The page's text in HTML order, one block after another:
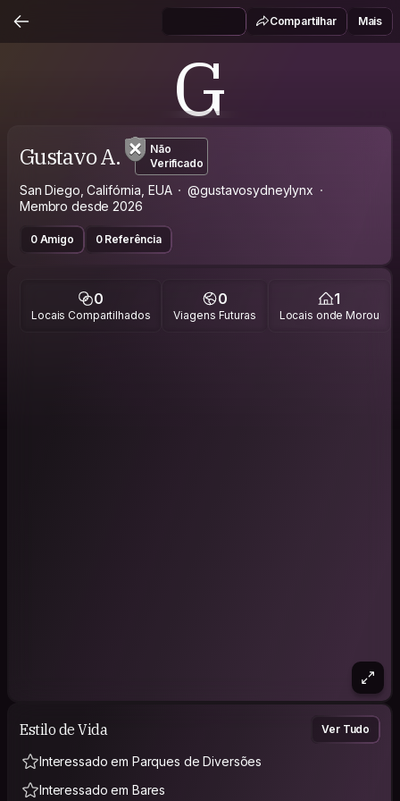
Compartilhar Mais
G
Gustavo A.
Não
Verificado
San Diego, Califórnia, EUA
@gustavosydneylynx
Membro desde 2026
0 Amigo 0 Referência
0
Locais Compartilhados
0
Viagens Futuras
1
Locais onde Morou
Estilo de Vida Ver Tudo
Interessado em Parques de Diversões
Interessado em Bares